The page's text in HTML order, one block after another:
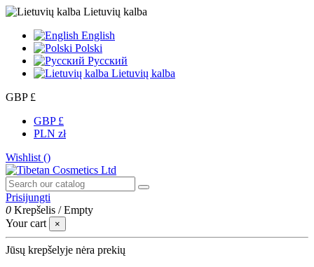
Lietuvių kalba
English
Polski
Русский
Lietuvių kalba
GBP £
GBP £
PLN zł
Wishlist ()
Prisijungti
0 Krepšelis /Empty
Your cart
×
Jūsų krepšelyje nėra prekių